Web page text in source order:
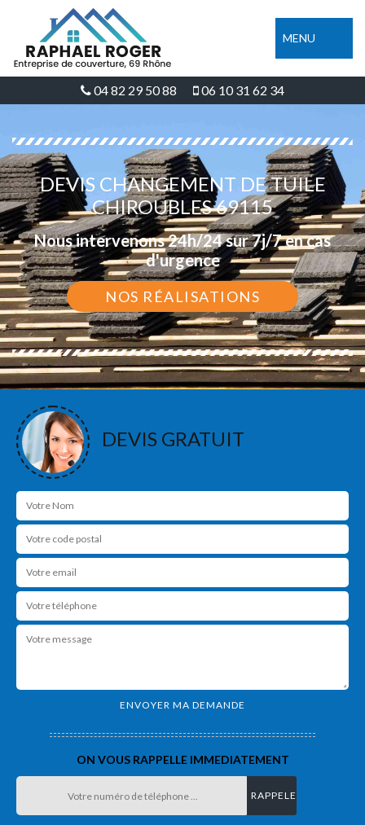
MENU
04 82 29 50 88 06 10 31 62 34
DEVIS CHANGEMENT DE TUILE
CHIROUBLES 69115
Nous intervenons 24h/24 sur 7j/7 en cas
d'urgence
NOS RÉALISATIONS
DEVIS GRATUIT
ON VOUS RAPPELLE IMMEDIATEMENT